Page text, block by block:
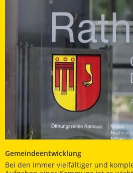
Gemeindeentwicklung
Bei den immer vielfältiger und